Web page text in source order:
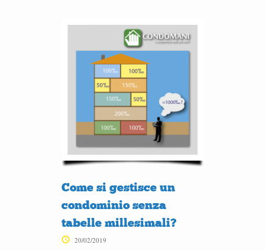
Come si gestisce un
condominio senza
tabelle millesimali?
20/02/2019